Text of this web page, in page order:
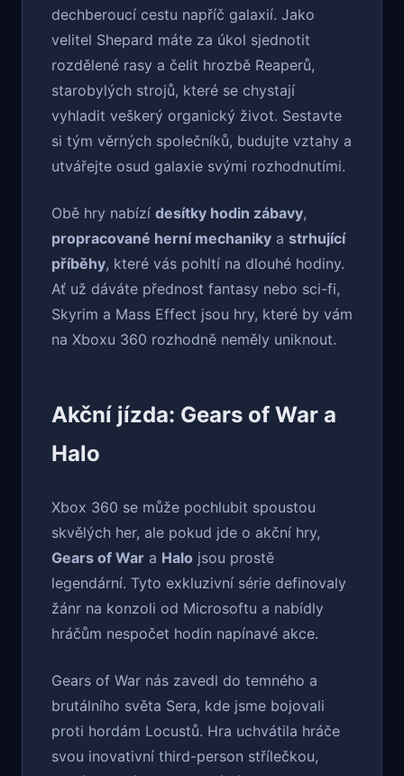
dechberoucí cestu napříč galaxií. Jako
velitel Shepard máte za úkol sjednotit
rozdělené rasy a čelit hrozbě Reaperů,
starobylých strojů, které se chystají
vyhladit veškerý organický život. Sestavte
si tým věrných společníků, budujte vztahy a
utvářejte osud galaxie svými rozhodnutími.
Obě hry nabízí desítky hodin zábavy,
propracované herní mechaniky a strhující
příběhy, které vás pohltí na dlouhé hodiny.
Ať už dáváte přednost fantasy nebo sci-fi,
Skyrim a Mass Effect jsou hry, které by vám
na Xboxu 360 rozhodně neměly uniknout.
Akční jízda: Gears of War a
Halo
Xbox 360 se může pochlubit spoustou
skvělých her, ale pokud jde o akční hry,
Gears of War a Halo jsou prostě
legendární. Tyto exkluzivní série definovaly
žánr na konzoli od Microsoftu a nabídly
hráčům nespočet hodin napínavé akce.
Gears of War nás zavedl do temného a
brutálního světa Sera, kde jsme bojovali
proti hordám Locustů. Hra uchvátila hráče
svou inovativní third-person střílečkou,